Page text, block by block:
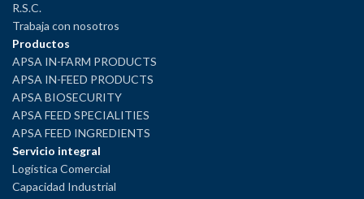
R.S.C.
Trabaja con nosotros
Productos
APSA IN-FARM PRODUCTS
APSA IN-FEED PRODUCTS
APSA BIOSECURITY
APSA FEED SPECIALITIES
APSA FEED INGREDIENTS
Servicio integral
Logística Comercial
Capacidad Industrial